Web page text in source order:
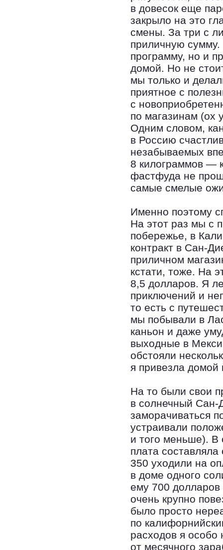
в довесок еще
закрыло на это
смены. За три с
приличную сумму.
программу, но и
домой. Но не
мы только и
приятное с
с
по магазинам (ох
Одним словом,
в Россию
незабываемых
8 килограммов —
фастфуда не
самые смелые
Именно поэтому
На этот раз мы с
побережье, в
контракт в Сан-
приличном
кстати, тоже. На
8,5 долларов. Я
приключений и
то есть с
мы побывали в
каньон и даже
выходные в
обстояли
я привезла домой
На то были свои
в солнечный Сан-
заморачиваться
устраивали
и того меньше). В
плата
350 уходили на
в доме одного
ему 700 долларов
очень крупно
было просто
по
расходов я
от месячного